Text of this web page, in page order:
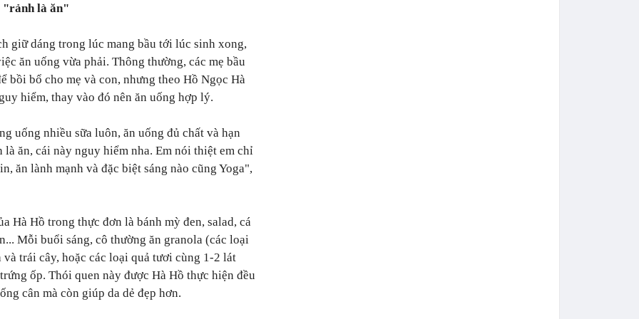
"rảnh là ăn"
giữ dáng trong lúc mang bầu tới lúc sinh xong,
ăn uống vừa phải. Thông thường, các mẹ bầu
bồi bổ cho mẹ và con, nhưng theo Hồ Ngọc Hà
hiểm, thay vào đó nên ăn uống hợp lý.
uống nhiều sữa luôn, ăn uống đủ chất và hạn
ăn, cái này nguy hiểm nha. Em nói thiệt em chỉ
ăn lành mạnh và đặc biệt sáng nào cũng Yoga",
Hà Hồ trong thực đơn là bánh mỳ đen, salad, cá
Mỗi buổi sáng, cô thường ăn granola (các loại
trái cây, hoặc các loại quả tươi cùng 1-2 lát
ốp. Thói quen này được Hà Hồ thực hiện đều
cân mà còn giúp da dẻ đẹp hơn.